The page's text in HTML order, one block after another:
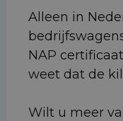
Alleen in
NAP
weet dat de
Wilt u meer